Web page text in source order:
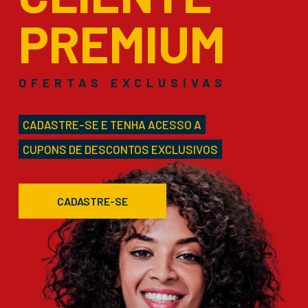
PREMIUM
OFERTAS EXCLUSIVAS
CADASTRE-SE E TENHA ACESSO A
CUPONS DE DESCONTOS EXCLUSIVOS
CADASTRE-SE